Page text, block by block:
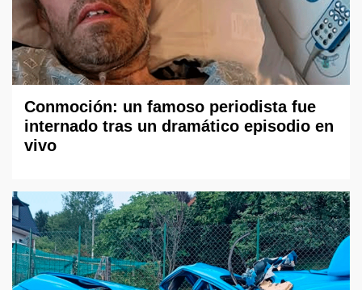
Conmoción: un famoso periodista fue
internado tras un dramático episodio en
vivo